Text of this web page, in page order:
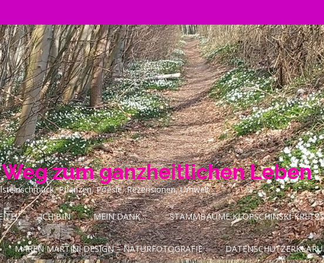
zum ganzheitlichen Leben
Pflanzen, Poesie, Rezensionen, Umwelt
ICH BIN MEIN DANK… STAMMBÄUME KLOPSCHINSKI-
MAREN MARTINI DESIGN – NATURFOTOGRAFIE